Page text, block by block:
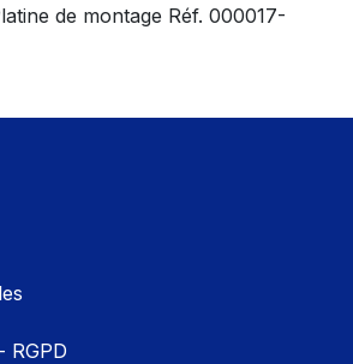
de montage Réf. 000017-
RGPD